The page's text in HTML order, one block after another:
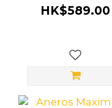
級】矽膠 前列腺按
HK$589.00